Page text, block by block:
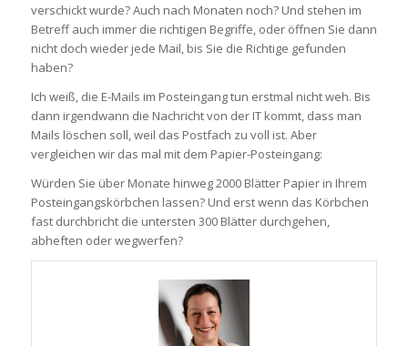
verschickt wurde? Auch nach Monaten noch? Und stehen im
Betreff auch immer die richtigen Begriffe, oder öffnen Sie dann
nicht doch wieder jede Mail, bis Sie die Richtige gefunden
haben?
Ich weiß, die E-Mails im Posteingang tun erstmal nicht weh. Bis
dann irgendwann die Nachricht von der IT kommt, dass man
Mails löschen soll, weil das Postfach zu voll ist. Aber
vergleichen wir das mal mit dem Papier-Posteingang:
Würden Sie über Monate hinweg 2000 Blätter Papier in Ihrem
Posteingangskörbchen lassen? Und erst wenn das Körbchen
fast durchbricht die untersten 300 Blätter durchgehen,
abheften oder wegwerfen?